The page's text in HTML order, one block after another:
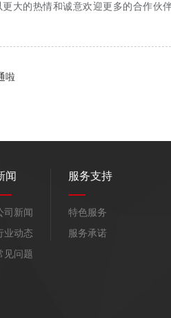
大的热情和诚意欢迎更多的合作伙
啦
闻
司新闻
业动态
见问题
服务支持
特色服务
服务承诺